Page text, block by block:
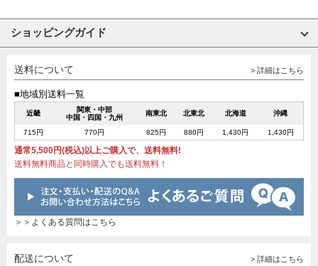
ショッピングガイド
送料について > 詳細はこちら
■地域別送料一覧
近畿
関東・中部
中国・四国・九州
南東北 北東北 北海道 沖縄
715円 770円 825円 880円 1,430円 1,430円
通常5,500円(税込)以上ご購入で、送料無料!
送料無料商品と同時購入でも送料無料！
＞＞よくある質問はこちら
配送について > 詳細はこちら